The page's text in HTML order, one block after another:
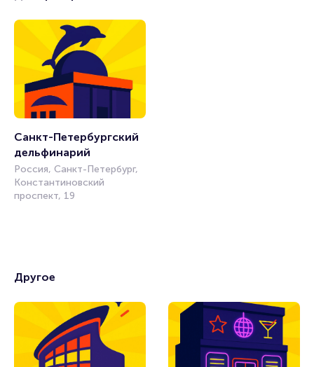
Санкт-Петербургский
дельфинарий
Россия, Санкт-Петербург,
Константиновский
проспект, 19
Другое